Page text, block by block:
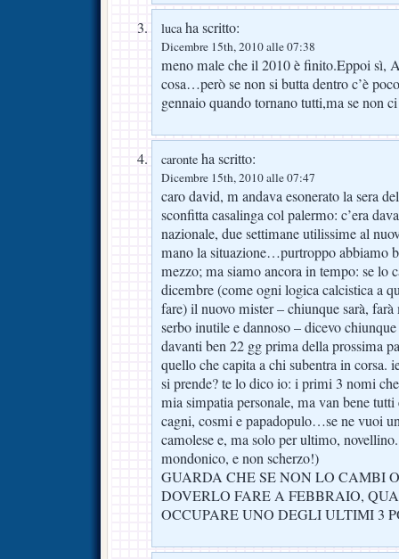
lucaha scritto:
Dicembre 15th, 2010 alle 07:38
meno male che il 2010 è finito.Eppoi sì,
cosa…però se non si butta dentro c’è
gennaio quando tornano tutti,ma se non
caronte ha scritto:
Dicembre 15th, 2010 alle 07:47
caro david, m andava esonerato la sera
sconfitta casalinga col palermo: c’era
nazionale, due settimane utilissime al
mano la situazione…purtroppo abbiamo
mezzo; ma siamo ancora in tempo: se lo
dicembre (come ogni logica calcistica a
fare) il nuovo mister – chiunque sarà,
serbo inutile e dannoso – dicevo
davanti ben 22 gg prima della prossima
quello che capita a chi subentra in corsa.
si prende? te lo dico io: i primi 3 nomi
mia simpatia personale, ma van bene
cagni, cosmi e papadopulo…se ne vuoi
camolese e, ma solo per ultimo,
mondonico, e non scherzo!)
GUARDA CHE SE NON LO CAMBI
DOVERLO FARE A FEBBRAIO,
OCCUPARE UNO DEGLI ULTIMI 3